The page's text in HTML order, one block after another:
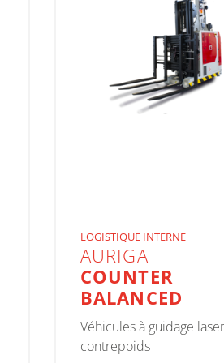
LOGISTIQUE INTERNE
AURIGA
COUNTER
BALANCED
Véhicules à guidage
contrepoids